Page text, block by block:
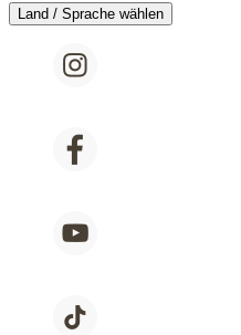
Land / Sprache wählen